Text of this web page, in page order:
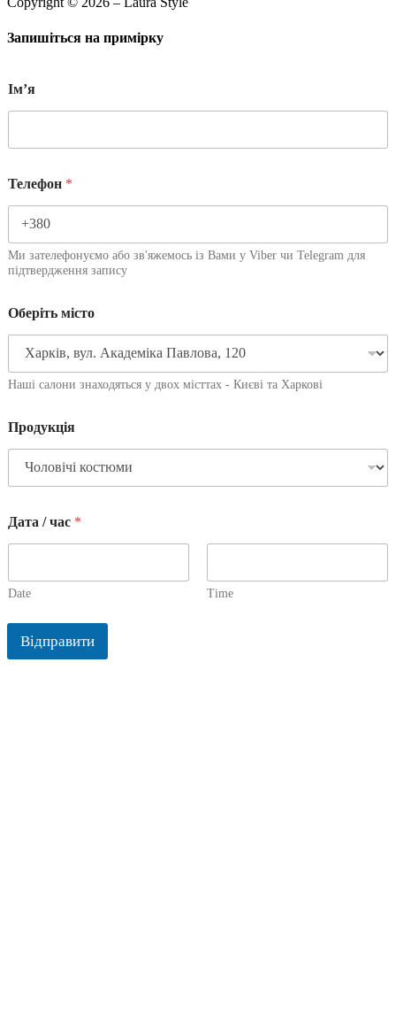
Запишіться на примірку
Імʼя
Телефон *
Ми зателефонуємо або зв'яжемось із Вами у Viber чи Telegram для
підтвердження запису
Оберіть місто
Наші салони знаходяться у двох місттах - Києві та Харкові
Продукція
Дата / час *
Date Time
Відправити